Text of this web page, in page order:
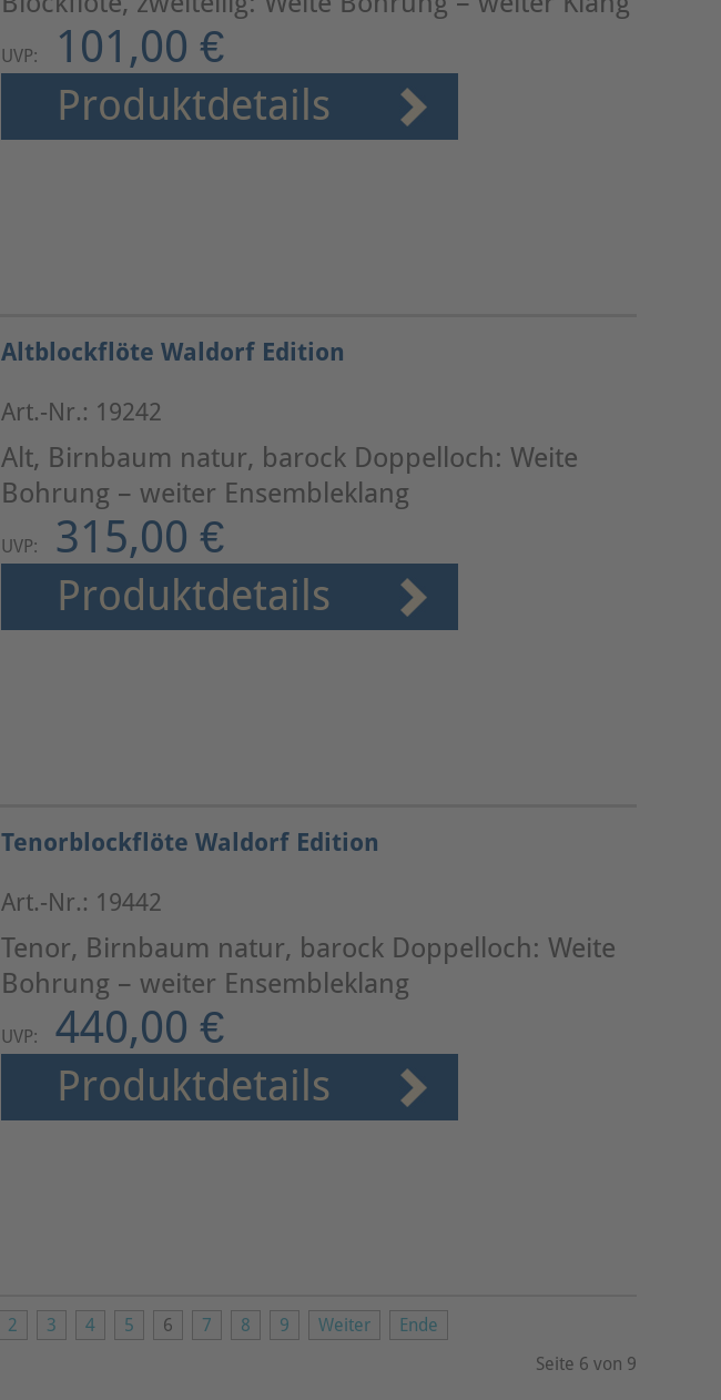
UVP: 101,00 €
Produktdetails
Altblockflöte Waldorf Edition
Art.-Nr.: 19242
Alt, Birnbaum natur, barock Doppelloch: Weite
Bohrung – weiter Ensembleklang
UVP: 315,00 €
Produktdetails
Tenorblockflöte Waldorf Edition
Art.-Nr.: 19442
Tenor, Birnbaum natur, barock Doppelloch: Weite
Bohrung – weiter Ensembleklang
UVP: 440,00 €
Produktdetails
2 3 4 5 6 7 8 9 Weiter
Ende
Seite 6 von 9